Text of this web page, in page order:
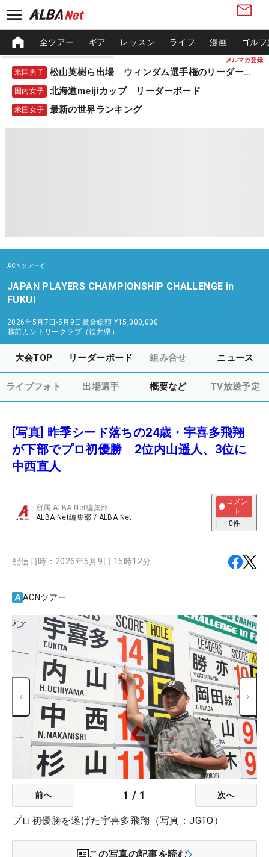
メルマガ登録
全ツアー ギア レッスン ライフ 漫画 ゴル
米国男子 松山英樹ら出場 ウィンダム選手権のリーダーボード
国内女子 北海道meijiカップ リーダーボード
米国女子 最新の世界ランキング
ACNツアー
JAPAN PLAYERS CHAMPIONSHIP CHALLENGE in
FUKUI
2026年5月7日-5月9日 賞金総額 ¥15,000,000
越前カントリークラブ（福井県）
大会TOP リーダーボード 組み合せ ニュース
ライブフォト 出場選手 概要など TV放送予定
[写真] 昨季シード落ちの24歳・宇喜多飛翔
が下部でプロ初優勝 2位内山遥人、3位に
中西直人
所属ALBA Net編集部
ALBA Net編集部 / ALBA Net
コメン
ト
0件
配信日時： 2026年5月9日 15時12分
ACNツアー
前へ 1 / 1 次へ
プロ初優勝を遂げた宇喜多飛翔（写真：JGTO）
この写真の記事を読む